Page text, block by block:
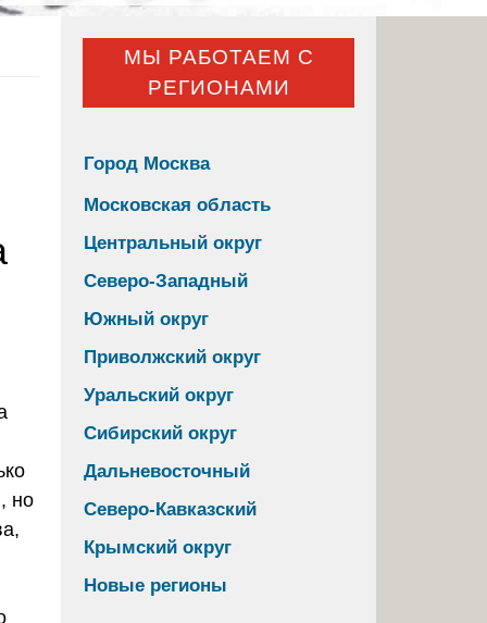
но
МЫ РАБОТАЕМ С
РЕГИОНАМИ
Город Москва
Московская область
Центральный округ
Северо-Западный
Южный округ
Приволжский округ
Уральский округ
Сибирский округ
Дальневосточный
Северо-Кавказский
Крымский округ
Новые регионы